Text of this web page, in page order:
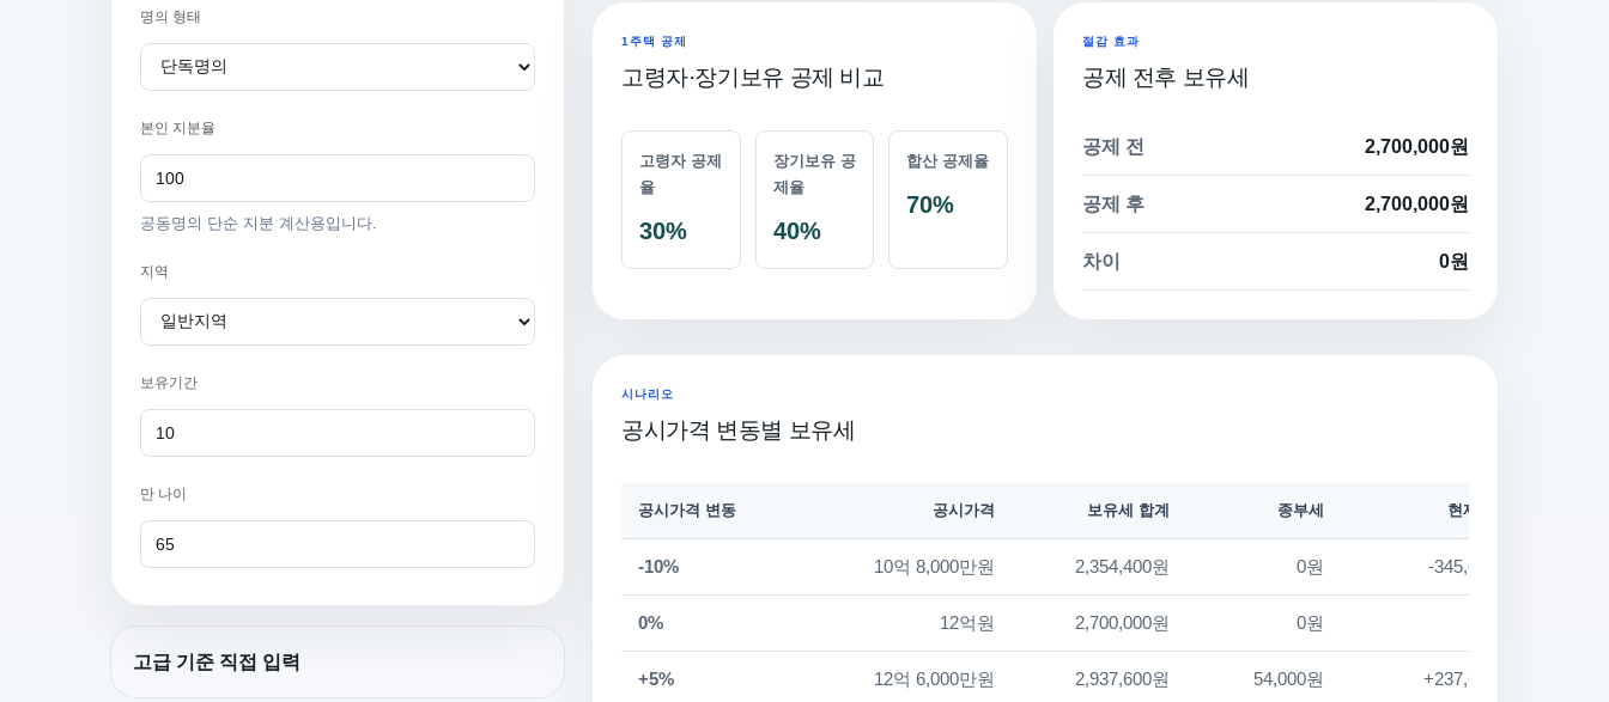
명의 형태
본인 지분율
공동명의 단순 지분 계산용입니다.
지역
보유기간
만 나이
고급 기준 직접 입력
1주택 공제
고령자·장기보유 공제 비교
고령자 공제
율
30%
장기보유 공
제율
40%
합산 공제율
70%
절감 효과
공제 전후 보유세
공제 전 2,700,000원
공제 후 2,700,000원
차이 0원
시나리오
공시가격 변동별 보유세
공시가격 변동 공시가격 보유세 합계 종부세 현재 대비
-10% 10억 8,000만원 2,354,400원 0원 -345,600원
0% 12억원 2,700,000원 0원
+5% 12억 6,000만원 2,937,600원 54,000원 +237,600원